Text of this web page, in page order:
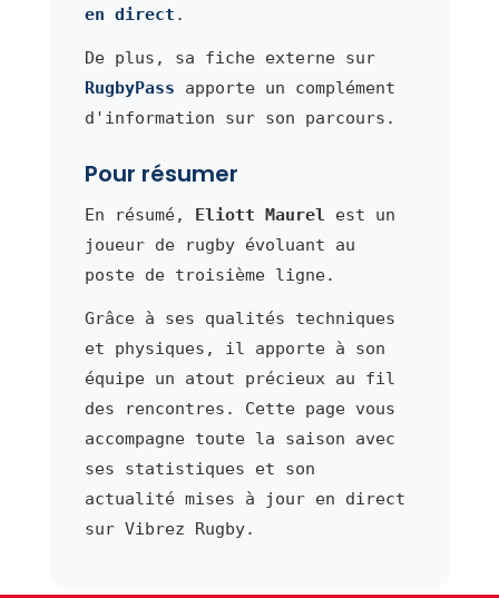
en direct .
De plus, sa fiche externe sur
RugbyPass apporte un complément
d'information sur son parcours.
Pour résumer
En résumé, Eliott Maurel est un
joueur de rugby évoluant au
poste de troisième ligne.
Grâce à ses qualités techniques
et physiques, il apporte à son
équipe un atout précieux au fil
des rencontres. Cette page vous
accompagne toute la saison avec
ses statistiques et son
actualité mises à jour en direct
sur Vibrez Rugby.